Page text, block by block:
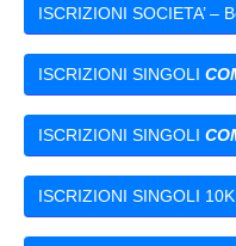
ISCRIZIONI SOCIETA’ –
ISCRIZIONI SINGOLI
ISCRIZIONI SINGOLI
ISCRIZIONI SINGOLI 10K